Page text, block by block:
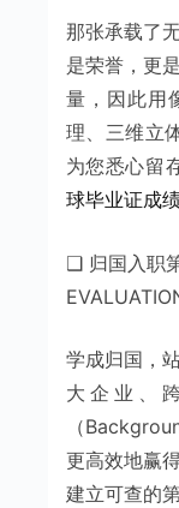
那张承载了
是荣誉，更
量，因此用
理、三维立
为您悉心留
球毕业证成
❑ 归国入职
学成归国，
大企业、
（
更高效地赢
建立可查的